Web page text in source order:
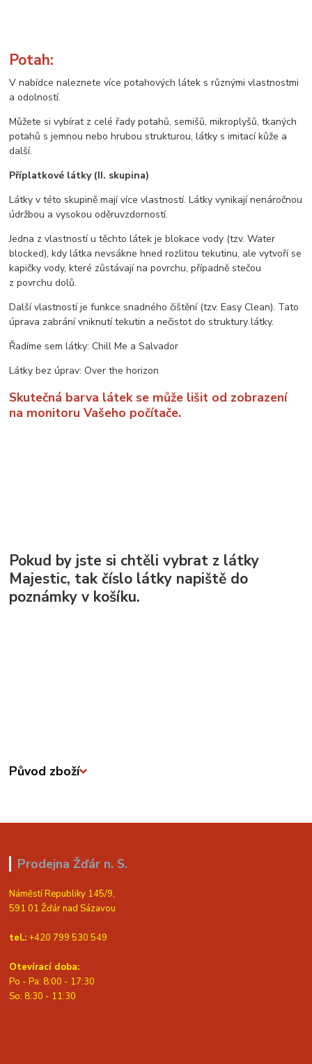
Potah:
V nabídce naleznete více potahových látek s různými vlastnostmi
a odolností.
Můžete si vybírat z celé řady potahů, semišů, mikroplyšů, tkaných
potahů s jemnou nebo hrubou strukturou, látky s imitací kůže a
další.
Příplatkové látky (II. skupina)
Látky v této skupině mají více vlastností. Látky vynikají nenáročnou
údržbou a vysokou oděruvzdorností.
Jedna z vlastností u těchto látek je blokace vody (tzv. Water
blocked), kdy látka nevsákne hned rozlitou tekutinu, ale vytvoří se
kapičky vody, které zůstávají na povrchu, případně stečou
z povrchu dolů.
Další vlastností je funkce snadného čištění (tzv. Easy Clean). Tato
úprava zabrání vniknutí tekutin a nečistot do struktury látky.
Řadíme sem látky: Chill Me a Salvador
Látky bez úprav: Over the horizon
Skutečná barva látek se může lišit od zobrazení
na monitoru Vašeho počítače.
Pokud by jste si chtěli vybrat z látky
Majestic, tak číslo látky napiště do
poznámky v košíku.
Původ zboží
Prodejna Žďár n. S.
Náměstí Republiky 145/9,
591 01 Žďár nad Sázavou
tel.: +420 799 530 549
Otevírací doba:
Po - Pa: 8:00 - 17:30
So: 8:30 - 11:30